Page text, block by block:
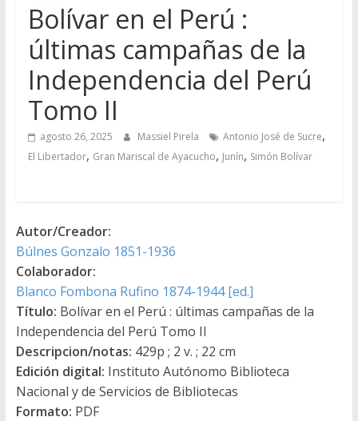
Bolívar en el Perú :
últimas campañas de la
Independencia del Perú
Tomo II
agosto 26, 2025 Massiel Pirela Antonio José de Sucre,
El Libertador, Gran Mariscal de Ayacucho, Junín, Simón Bolívar
Autor/Creador:
Búlnes Gonzalo 1851-1936
Colaborador:
Blanco Fombona Rufino 1874-1944 [ed.]
Título: Bolívar en el Perú : últimas campañas de la
Independencia del Perú Tomo II
Descripcion/notas: 429p ; 2 v. ; 22 cm
Edición digital: Instituto Autónomo Biblioteca
Nacional y de Servicios de Bibliotecas
Formato: PDF